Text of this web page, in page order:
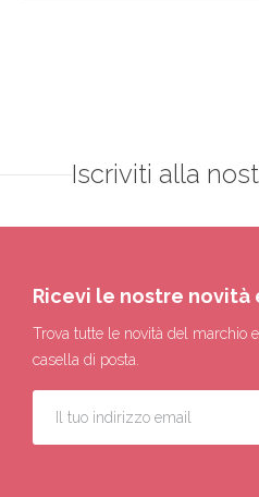
Iscriviti alla
Ricevi le nostre
Trova tutte le novità del marchio
casella di posta.